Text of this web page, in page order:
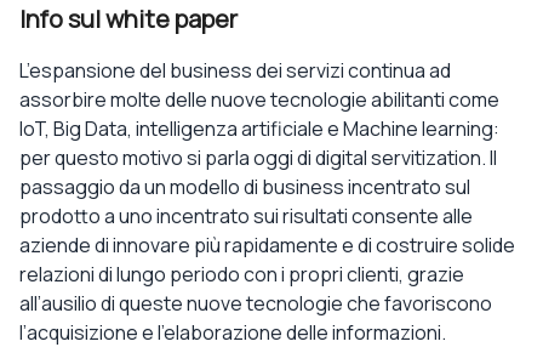
Info sul white paper
L’espansione del business dei servizi continua ad
assorbire molte delle nuove tecnologie abilitanti come
IoT, Big Data, intelligenza artificiale e Machine learning:
per questo motivo si parla oggi di digital servitization. Il
passaggio da un modello di business incentrato sul
prodotto a uno incentrato sui risultati consente alle
aziende di innovare più rapidamente e di costruire solide
relazioni di lungo periodo con i propri clienti, grazie
all’ausilio di queste nuove tecnologie che favoriscono
l’acquisizione e l’elaborazione delle informazioni.